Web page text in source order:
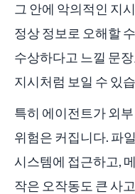
그 안에 악의적인 지
정상 정보로 오해할
수상하다고 느낄 문
지시처럼 보일 수 있
특히 에이전트가 외
위험은 커집니다. 파
시스템에 접근하고,
작은 오작동도 큰 사